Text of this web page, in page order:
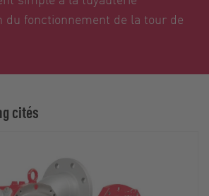
du fonctionnement de la tour de
cités